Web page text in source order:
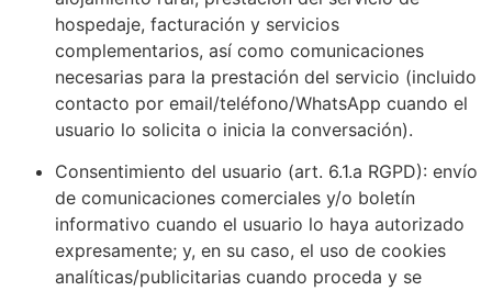
hospedaje, facturación y servicios
complementarios, así como comunicaciones
necesarias para la prestación del servicio (incluido
contacto por email/teléfono/WhatsApp cuando el
usuario lo solicita o inicia la conversación).
Consentimiento del usuario (art. 6.1.a RGPD): envío
de comunicaciones comerciales y/o boletín
informativo cuando el usuario lo haya autorizado
expresamente; y, en su caso, el uso de cookies
analíticas/publicitarias cuando proceda y se